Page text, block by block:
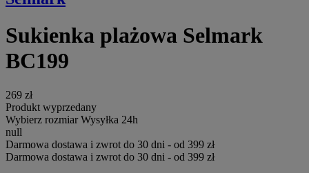
Sukienka plażowa Selmark
BC199
269 zł
Produkt wyprzedany
Wybierz rozmiar Wysyłka 24h
null
Darmowa dostawa i zwrot do 30 dni - od 399 zł
Darmowa dostawa i zwrot do 30 dni - od 399 zł